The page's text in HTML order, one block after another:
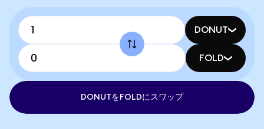
DONUT
FOLD
DONUTをFOLDにスワップ